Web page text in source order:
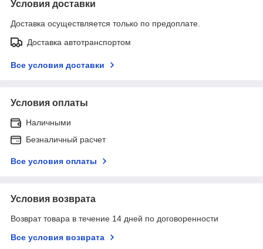
Условия доставки
Доставка осуществляется только по предоплате.
Доставка автотранспортом
Все условия доставки
Условия оплаты
Наличными
Безналичный расчет
Все условия оплаты
Условия возврата
Возврат товара в течение 14 дней по договоренности
Все условия возврата